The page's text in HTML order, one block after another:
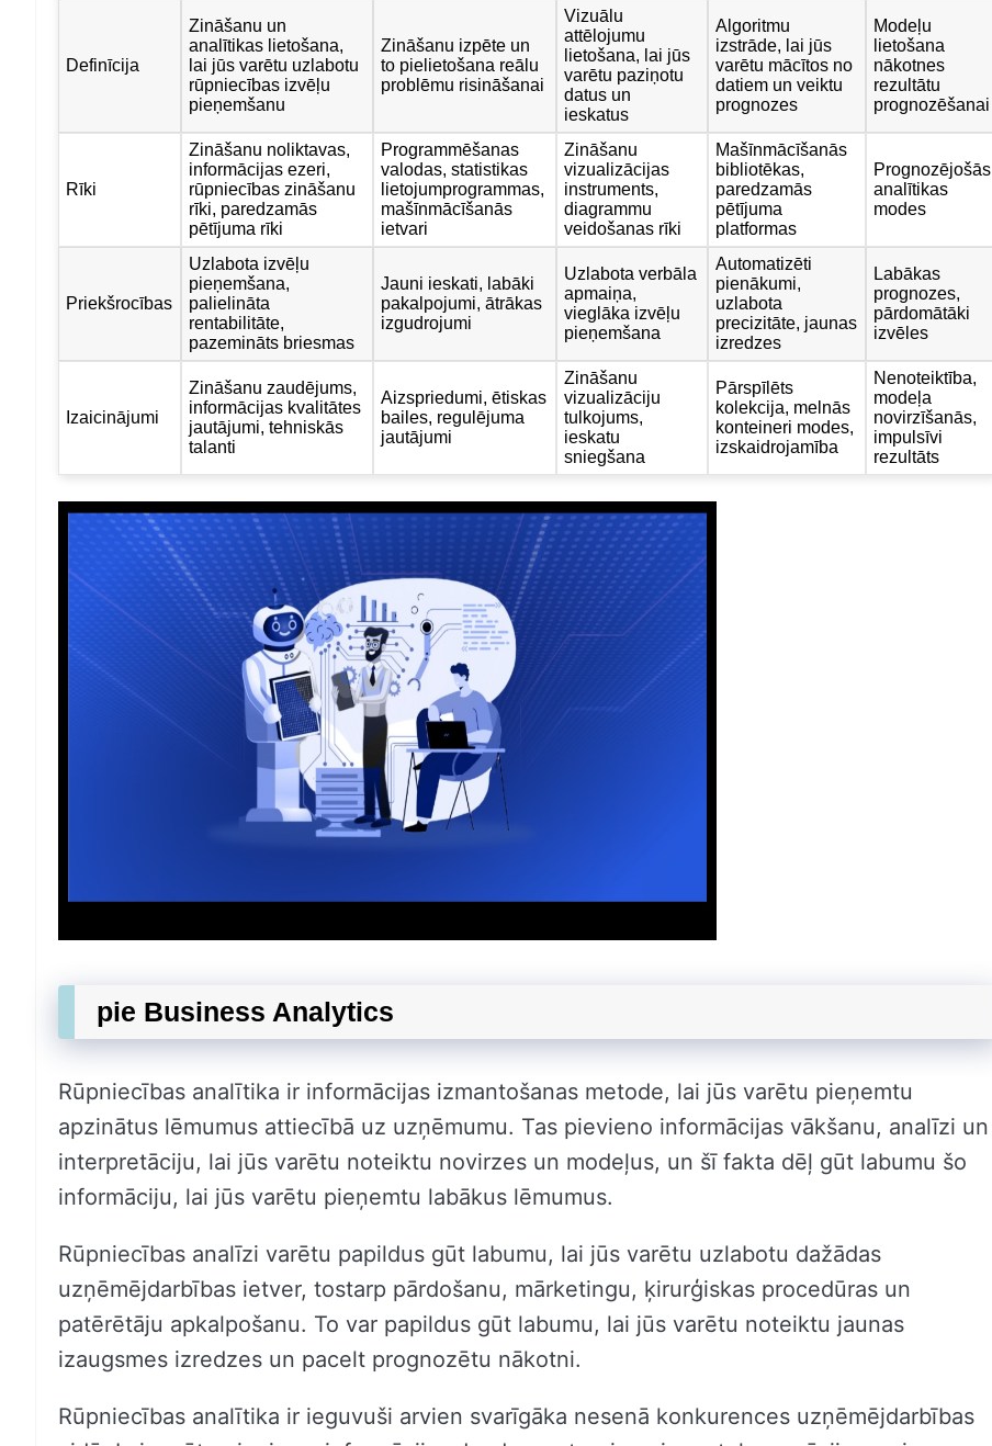
Definīcija
Zināšanu un
analītikas lietošana,
lai jūs varētu uzlabotu
rūpniecības izvēļu
pieņemšanu
Zināšanu izpēte un
to pielietošana reālu
problēmu risināšanai
Vizuālu
attēlojumu
lietošana, lai jūs
varētu paziņotu
datus un
ieskatus
Algoritmu
izstrāde, lai jūs
varētu mācītos no
datiem un veiktu
prognozes
Modeļu
lietošana
nākotnes
rezultātu
prognozēšanai
Rīki
Zināšanu noliktavas,
informācijas ezeri,
rūpniecības zināšanu
rīki, paredzamās
pētījuma rīki
Programmēšanas
valodas, statistikas
lietojumprogrammas,
mašīnmācīšanās
ietvari
Zināšanu
vizualizācijas
instruments,
diagrammu
veidošanas rīki
Mašīnmācīšanās
bibliotēkas,
paredzamās
pētījuma
platformas
Prognozējošās
analītikas
modes
Priekšrocības
Uzlabota izvēļu
pieņemšana,
palielināta
rentabilitāte,
pazemināts briesmas
Jauni ieskati, labāki
pakalpojumi, ātrākas
izgudrojumi
Uzlabota verbāla
apmaiņa,
vieglāka izvēļu
pieņemšana
Automatizēti
pienākumi,
uzlabota
precizitāte, jaunas
izredzes
Labākas
prognozes,
pārdomātāki
izvēles
Izaicinājumi
Zināšanu zaudējums,
informācijas kvalitātes
jautājumi, tehniskās
talanti
Aizspriedumi, ētiskas
bailes, regulējuma
jautājumi
Zināšanu
vizualizāciju
tulkojums,
ieskatu
sniegšana
Pārspīlēts
kolekcija, melnās
konteineri modes,
izskaidrojamība
Nenoteiktība,
modeļa
novirzīšanās,
impulsīvi
rezultāts
pie Business Analytics
Rūpniecības analītika ir informācijas izmantošanas metode, lai jūs varētu pieņemtu
apzinātus lēmumus attiecībā uz uzņēmumu. Tas pievieno informācijas vākšanu, analīzi un
interpretāciju, lai jūs varētu noteiktu novirzes un modeļus, un šī fakta dēļ gūt labumu šo
informāciju, lai jūs varētu pieņemtu labākus lēmumus.
Rūpniecības analīzi varētu papildus gūt labumu, lai jūs varētu uzlabotu dažādas
uzņēmējdarbības ietver, tostarp pārdošanu, mārketingu, ķirurģiskas procedūras un
patērētāju apkalpošanu. To var papildus gūt labumu, lai jūs varētu noteiktu jaunas
izaugsmes izredzes un pacelt prognozētu nākotni.
Rūpniecības analītika ir ieguvuši arvien svarīgāka nesenā konkurences uzņēmējdarbības